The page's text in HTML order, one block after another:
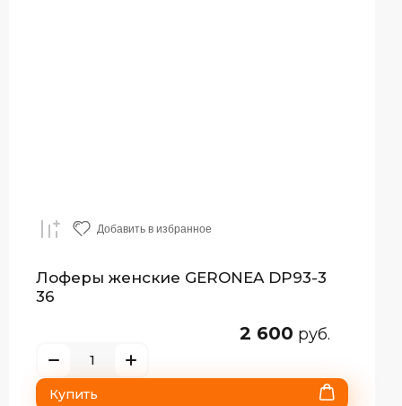
Добавить в избранное
Лоферы женские GERONEA DP93-3
36
2 600 руб.
Купить